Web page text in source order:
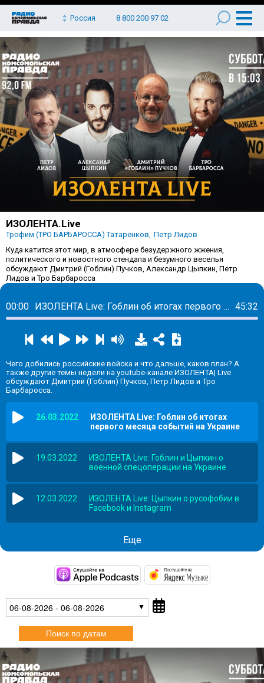
Россия 8 800 200 97 02
ИЗОЛЕНТА.Live
Трофим (ТРО БАРБАРОССА) Татаренков Петр Лидов
Куда катится этот мир, в атмосфере безудержного жжения,
политического и новостного стендапа и безумного веселья
обсуждают Дмитрий (Гоблин) Пучков, Александр Цыпкин, Петр
Лидов и Тро Барбаросса
00:00 ИЗОЛЕНТА Live: Гоблин об итогах первого месяца событий на Украине 45:32
Чего добились российские войска и что дальше, каков план? А
также другие темы недели на youtube-канале ИЗОЛЕНТА| Live
обсуждают Дмитрий (Гоблин) Пучков, Петр Лидов и Тро
Барбаросса.
26.03.2022
ИЗОЛЕНТА Live: Гоблин об итогах
первого месяца событий на Украине
19.03.2022
ИЗОЛЕНТА Live: Гоблин и Цыпкин о
военной спецоперации на Украине
12.03.2022
ИЗОЛЕНТА Live: Цыпкин о русофобии в
Facebook и Instagram
Еще
https://podcasts.apple.com/
https://
06-08-2026 - 06-08-2026
Поиск по датам